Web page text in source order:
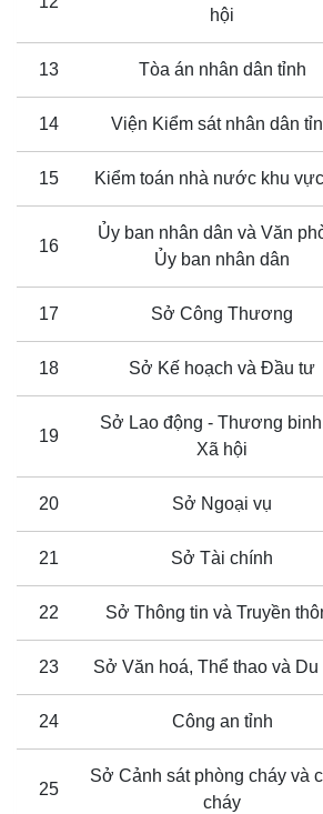
hội
13 Tòa án nhân dân tỉnh
14 Viện Kiểm sát nhân dân
15 Kiểm toán nhà nước khu vực
16
Ủy ban nhân dân và Văn
Ủy ban nhân dân
17 Sở Công Thương
18 Sở Kế hoạch và Đầu tư
19
Sở Lao động - Thương
Xã hội
20 Sở Ngoại vụ
21 Sở Tài chính
22 Sở Thông tin và Truyền
23 Sở Văn hoá, Thể thao và Du
24 Công an tỉnh
25
Sở Cảnh sát phòng cháy và
cháy